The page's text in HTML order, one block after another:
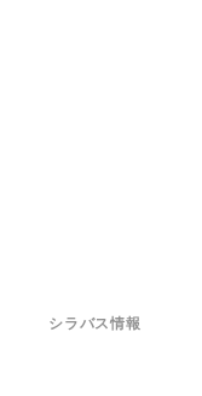
シラバス情報